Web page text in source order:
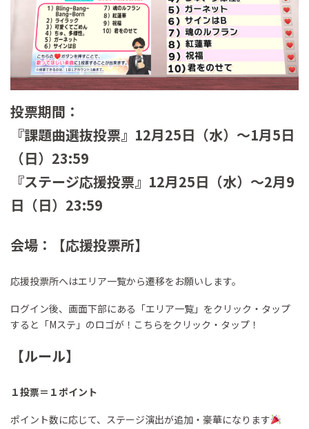
投票期間：
『課題曲選抜投票』12月25日（水）～1月5日
（日）23:59
『ステージ応援投票』12月25日（水）～2月9
日（日）23:59
会場：【応援投票所】
応援投票所へはエリア一覧から遷移をお願いします。
ログイン後、画面下部にある「エリア一覧」をクリック・タップ
すると「Mステ」のロゴが！こちらをクリック・タップ！
【ルール】
１投票＝１ポイント
ポイント数に応じて、ステージ演出が追加・豪華になります